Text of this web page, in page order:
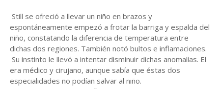
Still se ofreció a llevar un niño en brazos y
espontáneamente empezó a frotar la barriga y espalda del
niño, constatando la diferencia de temperatura entre
dichas dos regiones. También notó bultos e inflamaciones.
Su instinto le llevó a intentar disminuir dichas anomalías. El
era médico y cirujano, aunque sabía que éstas dos
especialidades no podían salvar al niño.